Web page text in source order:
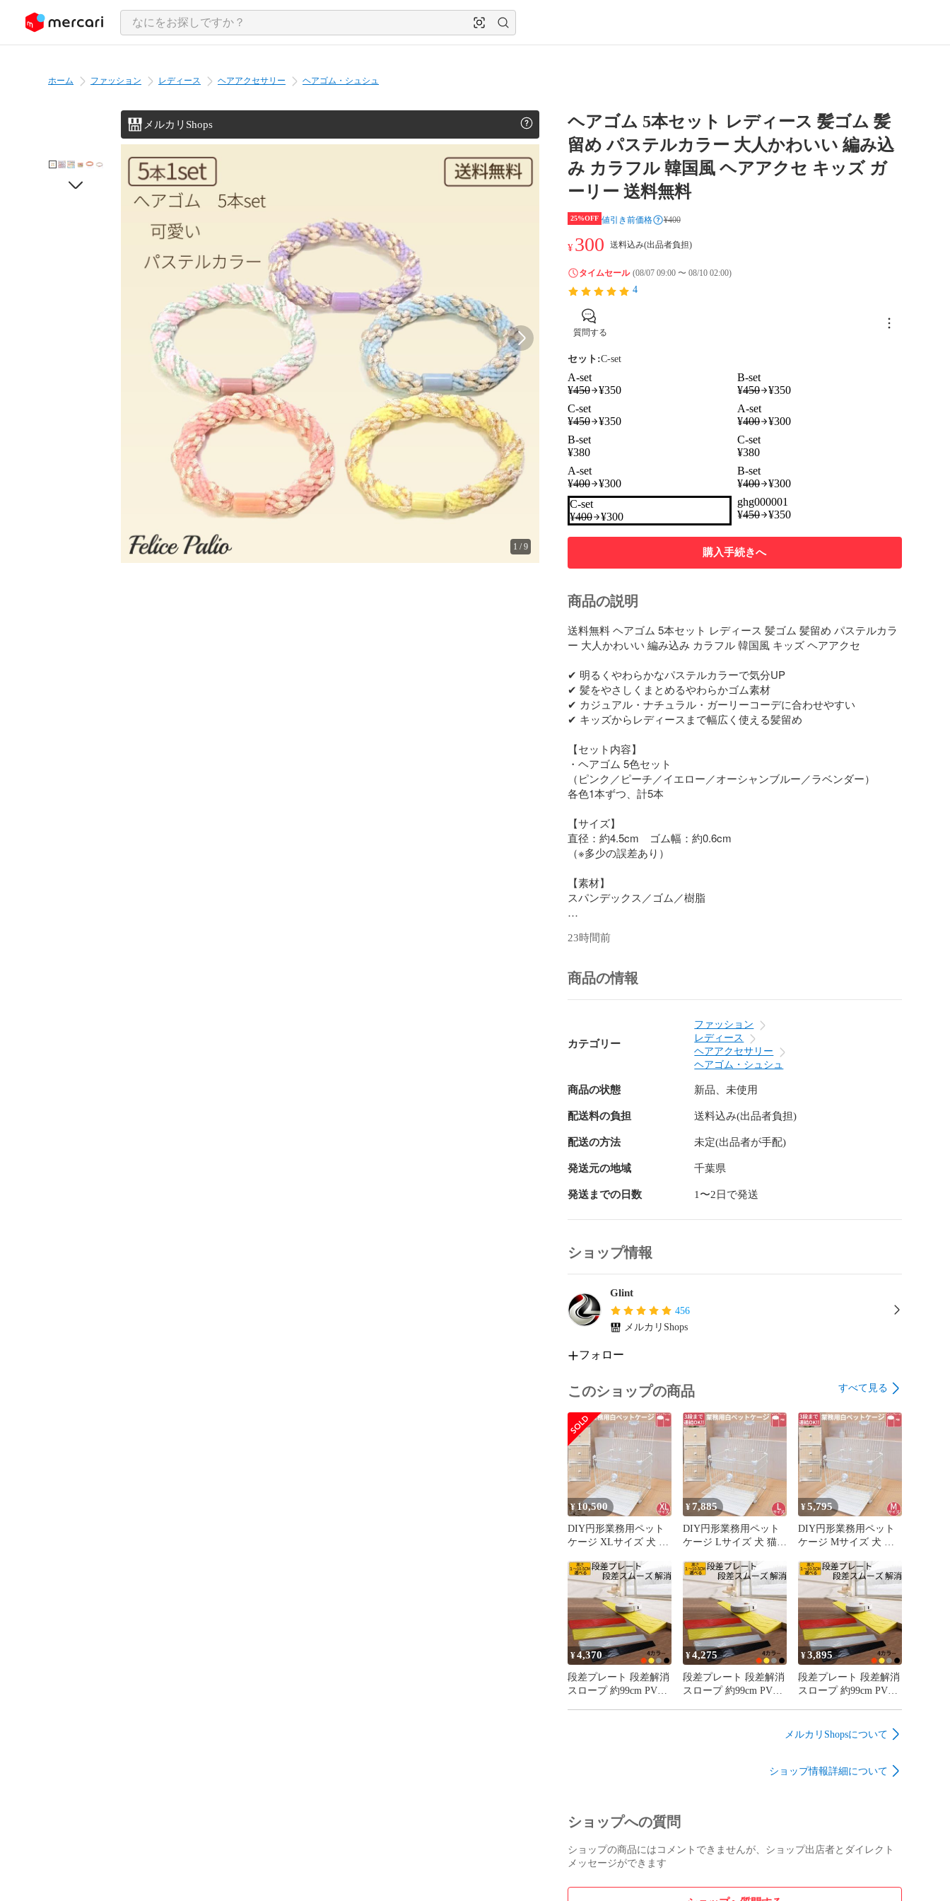
ツにスキップ
ホーム ファッション レディース ヘアアクセサリー ヘアゴム・シュシュ
メルカリShops
1 /9
ヘアゴム 5本セット レディース 髪ゴム 髪
留め パステルカラー 大人かわいい 編み込
み カラフル 韓国風 ヘアアクセ キッズ ガ
ーリー 送料無料
25%OFF 値引き前価格 ¥400
¥ 300 送料込み(出品者負担)
タイムセール (08/07 09:00 〜 08/10 02:00)
4
質問する
セット:C-set
A-set
¥450 ¥350
B-set
¥450 ¥350
C-set
¥450 ¥350
A-set
¥400 ¥300
B-set
¥380
C-set
¥380
A-set
¥400 ¥300
B-set
¥400 ¥300
C-set
¥400 ¥300
ghg000001
¥450 ¥350
購入手続きへ
商品の説明
送料無料 ヘアゴム 5本セット レディース 髪ゴム 髪留め パステルカラ
ー 大人かわいい 編み込み カラフル 韓国風 キッズ ヘアアクセ
✔ 明るくやわらかなパステルカラーで気分UP
✔ 髪をやさしくまとめるやわらかゴム素材
✔ カジュアル・ナチュラル・ガーリーコーデに合わせやすい
✔ キッズからレディースまで幅広く使える髪留め
【セット内容】
・ヘアゴム 5色セット
（ピンク／ピーチ／イエロー／オーシャンブルー／ラベンダー）
各色1本ずつ、計5本
【サイズ】
直径：約4.5cm　ゴム幅：約0.6cm
（※多少の誤差あり）
【素材】
スパンデックス／ゴム／樹脂
爽やかで可愛いパステルカラーのヘアゴム5本セット。
大人かわいい雰囲気を演出しつつ、カジュアル・ガーリー・韓国風コ
ーデとも相性◎
キッズからレディースまで幅広く使えるので、親子でシェアしたり、
髪ゴム・髪留め・ヘアアクセサリーをお探しの方にぴったりです。
〜ご購入前に必ずご確認下さい〜
・入荷時期により色味や質感が異なる場合がございます。
合がございます。
※品質には問題なく、不良品ではございません。ご理解の上ご購入
下さい。
・発送は平日のみとなります。
23時間前
商品の情報
カテゴリー
ファッション
レディース
ヘアアクセサリー
ヘアゴム・シュシュ
商品の状態 新品、未使用
配送料の負担 送料込み(出品者負担)
配送の方法 未定(出品者が手配)
発送元の地域 千葉県
発送までの日数 1〜2日で発送
ショップ情報
Glint
456
メルカリShops
フォロー
このショップの商品 すべて見る
¥10,500
DIY円形業務用ペット
ケージ XLサイズ 犬 猫
用 サークル 組立簡単
すのこパネル トレー引
き出し式 丸洗いOK 3段
重ね対応 幅93×奥行59×
高さ74.5cm
¥7,885
DIY円形業務用ペット
ケージ Lサイズ 犬 猫
用 サークル 組立簡単
すのこパネル トレー引
き出し式 丸洗いOK 3段
重ね対応 幅76×奥行46×
高さ65cm
¥5,795
DIY円形業務用ペット
ケージ Mサイズ 犬 猫
用 サークル 組立簡単
すのこパネル トレー引
き出し式 丸洗いOK 3段
重ね対応 幅60×奥行44×
高さ50cm
¥4,370
段差プレート 段差解消
スロープ 約99cm PVC
¥4,275
段差プレート 段差解消
スロープ 約99cm PVC
¥3,895
段差プレート 段差解消
スロープ 約99cm PVC
ー 台車用
メルカリShopsについて
ショップ情報詳細について
ショップへの質問
ショップの商品にはコメントできませんが、ショップ出店者とダイレクト
メッセージができます